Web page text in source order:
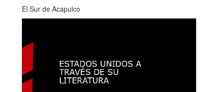
El Sur de Acapulco